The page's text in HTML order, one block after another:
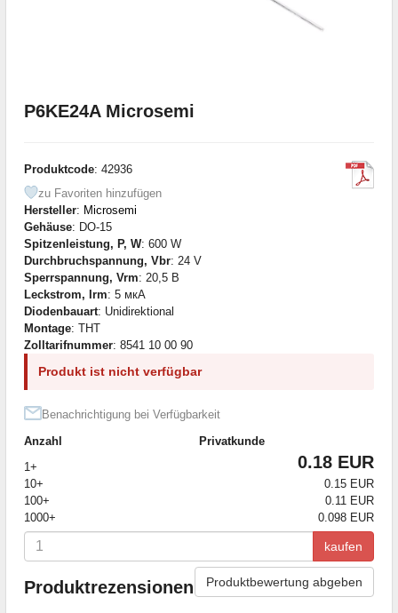
P6KE24A Microsemi
Produktcode: 42936
zu Favoriten hinzufügen
Hersteller: Microsemi
Gehäuse: DO-15
Spitzenleistung, P, W: 600 W
Durchbruchspannung, Vbr: 24 V
Sperrspannung, Vrm: 20,5 В
Leckstrom, Irm: 5 мкА
Diodenbauart: Unidirektional
Montage: THT
Zolltarifnummer: 8541 10 00 90
Produkt ist nicht verfügbar
Benachrichtigung bei Verfügbarkeit
Anzahl
Privatkunde
1+
0.18 EUR
10+
0.15 EUR
100+
0.11 EUR
1000+
0.098 EUR
kaufen
Produktrezensionen Produktbewertung abgeben